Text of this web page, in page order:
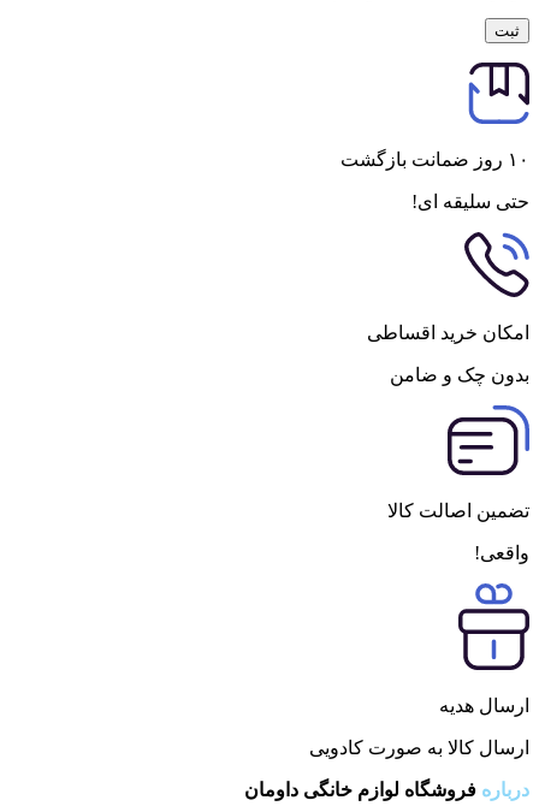
۱۰ روز ضمانت بازگشت
حتی سلیقه ای!
امکان خرید اقساطی
بدون چک و ضامن
تضمین اصالت کالا
واقعی!
ارسال هدیه
ارسال کالا به صورت کادویی
درباره فروشگاه لوازم خانگی داومان